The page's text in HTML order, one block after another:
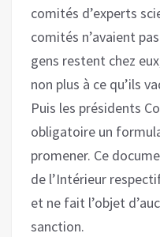
comités d’experts
comités n’avaient
gens restent chez
non plus à ce qu’ils
Puis les présidents
obligatoire un
promener. Ce
de l’Intérieur
et ne fait l’objet
sanction.